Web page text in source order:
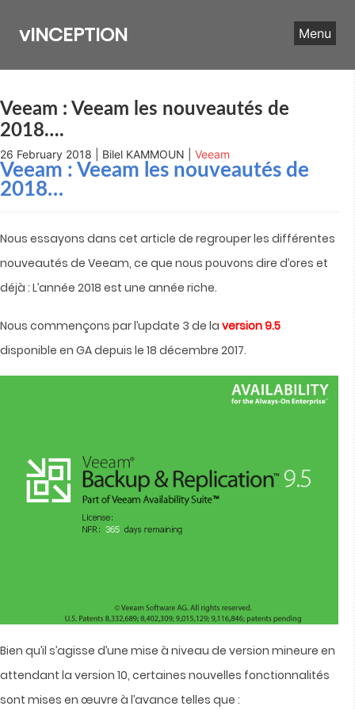
content
vINCEPTION Menu
Veeam : Veeam les nouveautés de
2018….
26 February 2018 | Bilel KAMMOUN | Veeam
Veeam : Veeam les nouveautés de
2018…
Nous essayons dans cet article de regrouper les différentes
nouveautés de Veeam, ce que nous pouvons dire d’ores et
déjà : L’année 2018 est une année riche.
Nous commençons par l’update 3 de la version 9.5
disponible en GA depuis le 18 décembre 2017.
Bien qu’il s’agisse d’une mise à niveau de version mineure en
attendant la version 10, certaines nouvelles fonctionnalités
sont mises en œuvre à l’avance telles que :